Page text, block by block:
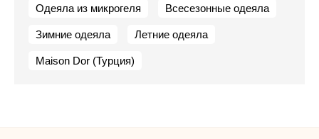
Одеяла из микрогеля Всесезонные одеяла
Зимние одеяла Летние одеяла
Maison Dor (Турция)